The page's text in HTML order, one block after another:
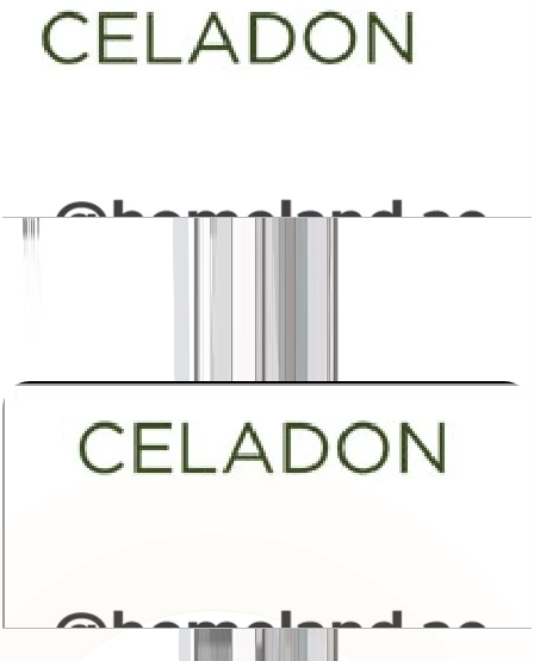
Celadon, Building 1-3, 1BR, Type A3, Level 1,